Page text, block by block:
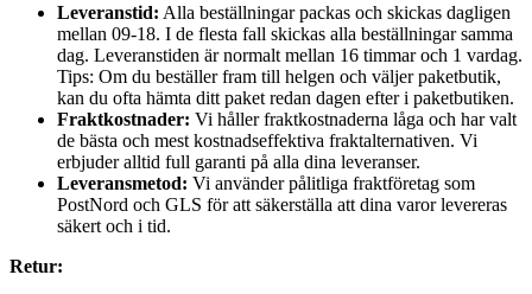
Leveranstid: Alla beställningar packas och skickas dagligen
mellan 09-18. I de flesta fall skickas alla beställningar samma
dag. Leveranstiden är normalt mellan 16 timmar och 1 vardag.
Tips: Om du beställer fram till helgen och väljer paketbutik,
kan du ofta hämta ditt paket redan dagen efter i paketbutiken.
Fraktkostnader: Vi håller fraktkostnaderna låga och har valt
de bästa och mest kostnadseffektiva fraktalternativen. Vi
erbjuder alltid full garanti på alla dina leveranser.
Leveransmetod: Vi använder pålitliga fraktföretag som
PostNord och GLS för att säkerställa att dina varor levereras
säkert och i tid.
Retur: